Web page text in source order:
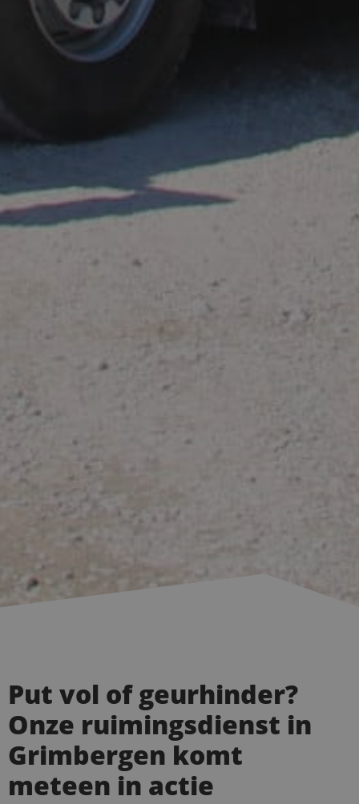
Put vol of geurhinder?
Onze ruimingsdienst in
Grimbergen komt
meteen in actie